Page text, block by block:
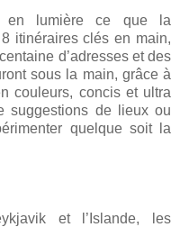
en lumière ce que la
itinéraires clés en main,
d’adresses et des
sous la main, grâce à
couleurs, concis et ultra
suggestions de lieux ou
quelque soit la
et l’Islande, les